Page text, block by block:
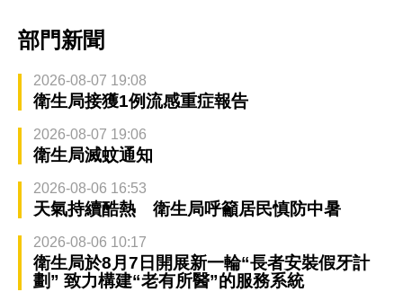
部門新聞
2026-08-07 19:08
衛生局接獲1例流感重症報告
2026-08-07 19:06
衛生局滅蚊通知
2026-08-06 16:53
天氣持續酷熱 衛生局呼籲居民慎防中暑
2026-08-06 10:17
衛生局於8月7日開展新一輪“長者安裝假牙計
劃” 致力構建“老有所醫”的服務系統